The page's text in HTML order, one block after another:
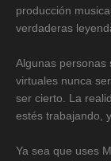
producción
verdaderas
Algunas personas
virtuales nunca
ser cierto. La
estés trabajando,
Ya sea que uses